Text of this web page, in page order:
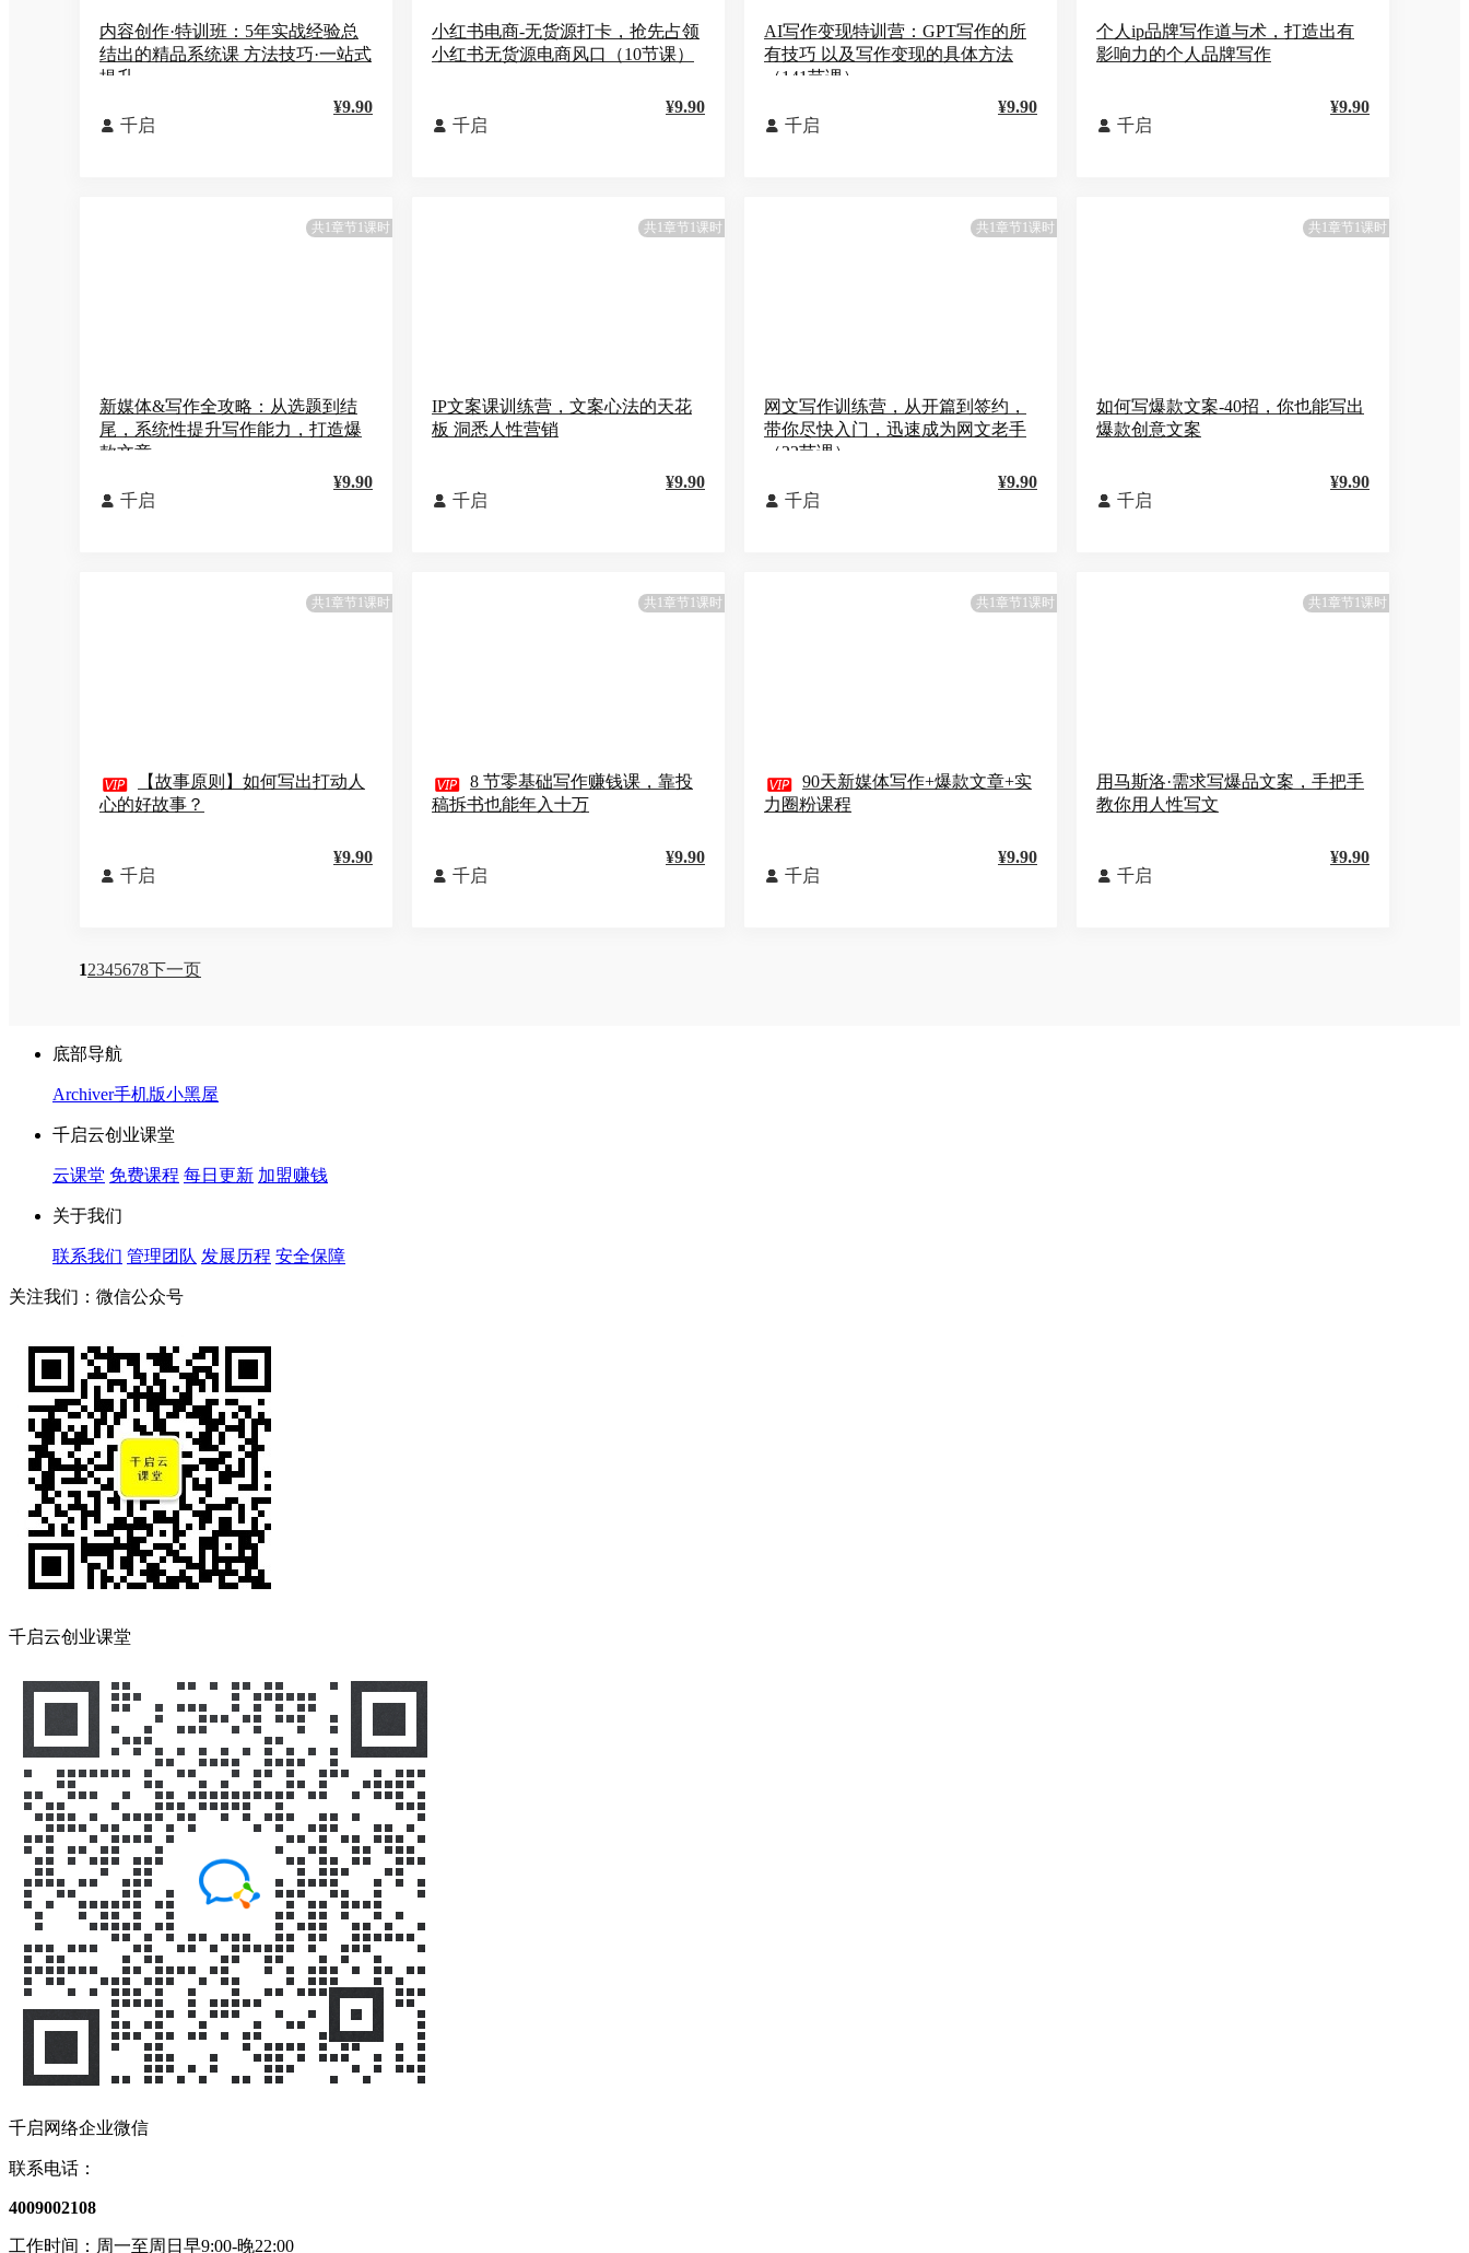
内容创作·特训班：5年实战经验总
结出的精品系统课 方法技巧·一站式
提升
 千启
¥9.90
小红书电商-无货源打卡，抢先占领
小红书无货源电商风口（10节课）
 千启
¥9.90
AI写作变现特训营：GPT写作的所
有技巧 以及写作变现的具体方法
（141节课）
 千启
¥9.90
个人ip品牌写作道与术，打造出有
影响力的个人品牌写作
 千启
¥9.90
共1章节1课时
新媒体&写作全攻略：从选题到结
尾，系统性提升写作能力，打造爆
款文章
 千启
¥9.90
共1章节1课时
IP文案课训练营，文案心法的天花
板 洞悉人性营销
 千启
¥9.90
共1章节1课时
网文写作训练营，从开篇到签约，
带你尽快入门，迅速成为网文老手
（22节课）
 千启
¥9.90
共1章节1课时
如何写爆款文案-40招，你也能写出
爆款创意文案
 千启
¥9.90
共1章节1课时

【故事原则】如何写出打动人
心的好故事？
 千启
¥9.90
共1章节1课时
 8 节零基础写作赚钱课，靠投
稿拆书也能年入十万
 千启
¥9.90
共1章节1课时
 90天新媒体写作+爆款文章+实
力圈粉课程
 千启
¥9.90
共1章节1课时
用马斯洛·需求写爆品文案，手把手
教你用人性写文
 千启
¥9.90
12345678下一页
底部导航
Archiver手机版小黑屋
千启云创业课堂
云课堂 免费课程 每日更新 加盟赚钱
关于我们
联系我们 管理团队 发展历程 安全保障
关注我们：微信公众号
千启云创业课堂
千启网络企业微信
联系电话：
4009002108
工作时间：周一至周日早9:00-晚22:00